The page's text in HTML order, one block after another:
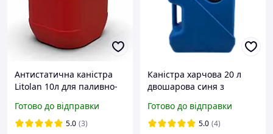
Антистатична каністра
Litolan 10л для паливно-
Готово до відправки
5.0 (3)
Каністра харчова 20 л
двошарова синя з
Готово до відправки
5.0 (4)